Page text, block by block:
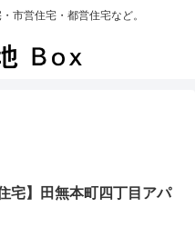
市営住宅・都営住宅など。
宅】田無本町四丁目アパ